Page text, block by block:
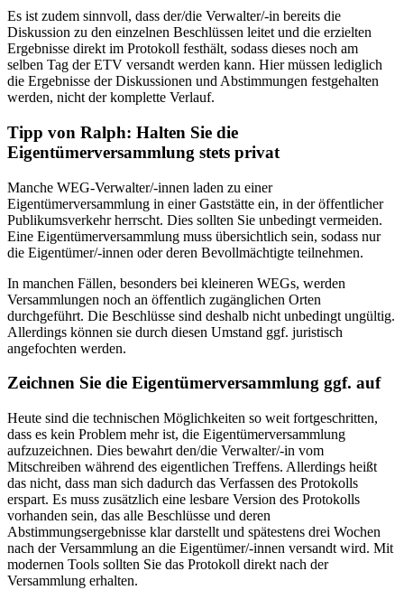
Es ist zudem sinnvoll, dass der/die Verwalter/-in bereits die
Diskussion zu den einzelnen Beschlüssen leitet und die erzielten
Ergebnisse direkt im Protokoll festhält, sodass dieses noch am
selben Tag der ETV versandt werden kann. Hier müssen lediglich
die Ergebnisse der Diskussionen und Abstimmungen festgehalten
werden, nicht der komplette Verlauf.
Tipp von Ralph: Halten Sie die
Eigentümerversammlung stets privat
Manche WEG-Verwalter/-innen laden zu einer
Eigentümerversammlung in einer Gaststätte ein, in der öffentlicher
Publikumsverkehr herrscht. Dies sollten Sie unbedingt vermeiden.
Eine Eigentümerversammlung muss übersichtlich sein, sodass nur
die Eigentümer/-innen oder deren Bevollmächtigte teilnehmen.
In manchen Fällen, besonders bei kleineren WEGs, werden
Versammlungen noch an öffentlich zugänglichen Orten
durchgeführt. Die Beschlüsse sind deshalb nicht unbedingt ungültig.
Allerdings können sie durch diesen Umstand ggf. juristisch
angefochten werden.
Zeichnen Sie die Eigentümerversammlung ggf. auf
Heute sind die technischen Möglichkeiten so weit fortgeschritten,
dass es kein Problem mehr ist, die Eigentümerversammlung
aufzuzeichnen. Dies bewahrt den/die Verwalter/-in vom
Mitschreiben während des eigentlichen Treffens. Allerdings heißt
das nicht, dass man sich dadurch das Verfassen des Protokolls
erspart. Es muss zusätzlich eine lesbare Version des Protokolls
vorhanden sein, das alle Beschlüsse und deren
Abstimmungsergebnisse klar darstellt und spätestens drei Wochen
nach der Versammlung an die Eigentümer/-innen versandt wird. Mit
modernen Tools sollten Sie das Protokoll direkt nach der
Versammlung erhalten.